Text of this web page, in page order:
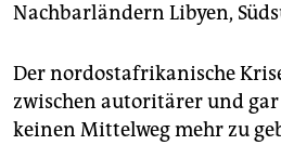
Nachbarländern Libyen,
Der nordostafrikanische
zwischen autoritärer und
keinen Mittelweg mehr zu